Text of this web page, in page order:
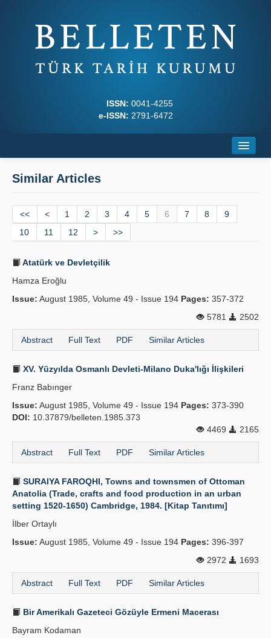
ISSN: 0041-4255
e-ISSN: 2791-6472
Journal Boards
Writing Rules
Principles
Publication Policies
Contact Us
Similar Articles
<< < 1 2 3 4 5 6 7 8
9
10
11 12 > >>
Atatürk ve Devletçilik
Hamza Eroğlu
Issue: August 1985, Volume 49 - Issue 194 Pages: 357-372
5781
2502
Abstract Full Text PDF Similar Articles
XV. Yüzyılda Osmanlı Devleti-Milano Duka'lığı İlişkileri
Franz Babınger
Issue: August 1985, Volume 49 - Issue 194 Pages: 373-390
DOI: 10.37879/belleten.1985.373
4469
2165
Abstract Full Text PDF Similar Articles
SURAIYA FAROQHI, Towns and townsmen of Ottoman
Anatolia (Trade, crafts and food production in an urban
setting 1520-1650) Cambridge, 1984. [Kitap Tanıtımı]
İlber Ortaylı
Issue: August 1985, Volume 49 - Issue 194 Pages: 396-397
2972
1693
Abstract Full Text PDF Similar Articles
Bir Amerikalı Gazeteci Gözüyle Ermeni Macerası
Bayram Kodaman